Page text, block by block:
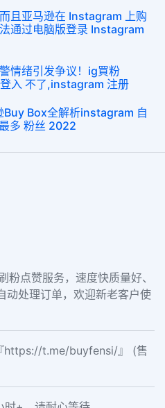
且亚马逊在 Instagram 上购
通过电脑版登录 Instagram
情绪引发争议！ig買粉
入 不了,instagram 注册
Box全解析instagram 自
多 粉丝 2022
点赞服务，速度快质量好、
动处理订单，欢迎新老客户使
https://t.me/buyfensi/』 (售